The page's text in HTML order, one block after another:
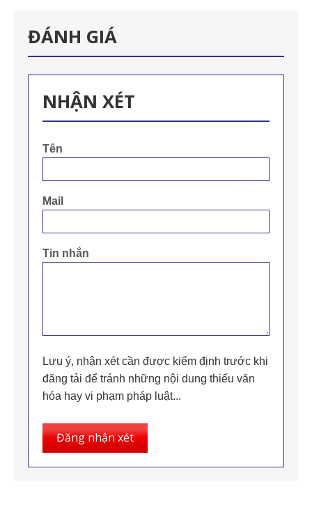
ĐÁNH GIÁ
NHẬN XÉT
Tên
Mail
Tin nhắn
Lưu ý, nhận xét cần được kiểm định trước khi
đăng tải để tránh những nội dung thiếu văn
hóa hay vi phạm pháp luật...
Đăng nhận xét